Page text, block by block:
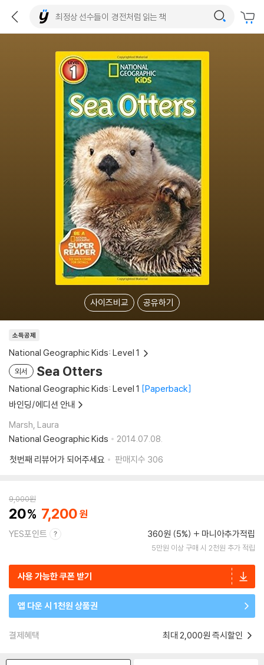
사이즈비교 공유하기
소득공제
National Geographic Kids: Level 1
외서 Sea Otters
National Geographic Kids: Level 1 Paperback
바인딩/에디션 안내
Marsh, Laura
National Geographic Kids
2014.07.08.
첫번째 리뷰어가 되어주세요
판매지수 306
9,000원
20 7,200
YES포인트 360원 (5%) 마니아추가적립
5만원 이상 구매 시 2천원 추가 적립
사용 가능한 쿠폰 받기
앱 다운 시 1천원 상품권
결제혜택 최대 2,000원 즉시할인